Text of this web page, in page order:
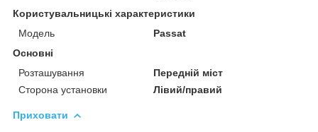
Користувальницькі характеристики
Мoдель
Passat
Основні
Розташування
Передній міст
Сторона установки
Лівий/правий
Приховати